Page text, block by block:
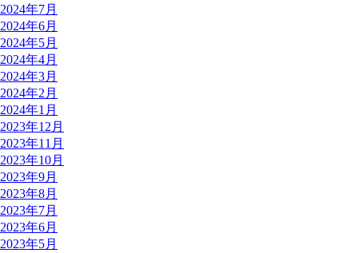
2024年7月
2024年6月
2024年5月
2024年4月
2024年3月
2024年2月
2024年1月
2023年12月
2023年11月
2023年10月
2023年9月
2023年8月
2023年7月
2023年6月
2023年5月